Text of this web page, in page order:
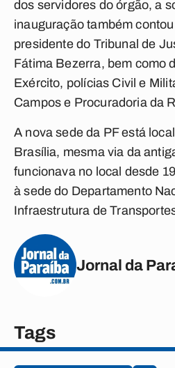
dos servidores do órgão, a
inauguração também
presidente do Tribunal de
Fátima Bezerra, bem como
Exército, polícias Civil e
Campos e Procuradoria da
A nova sede da PF está
Brasília, mesma via da
funcionava no local desde
à sede do Departamento
Infraestrutura de
Jornal da
Tags